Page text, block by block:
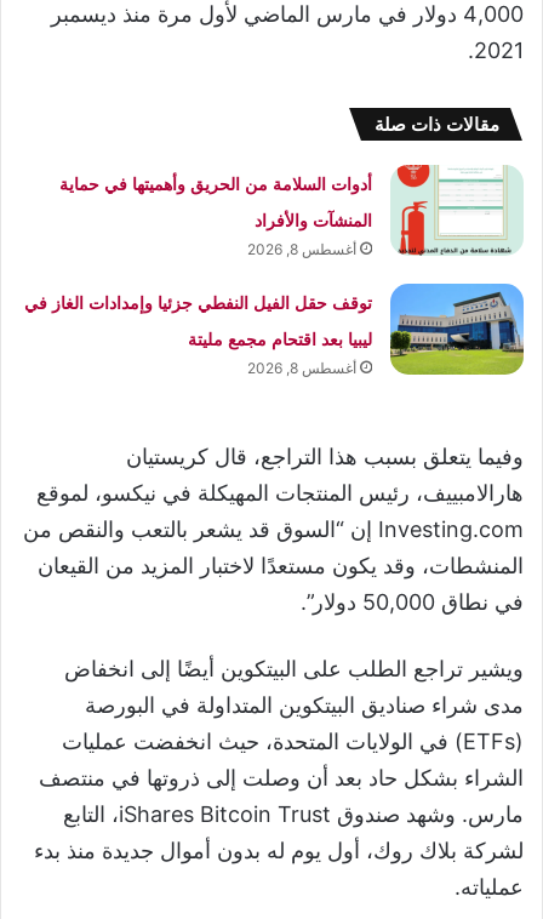
4,000 دولار في مارس الماضي لأول مرة منذ ديسمبر
2021.
مقالات ذات صلة
أدوات السلامة من الحريق وأهميتها في حماية
المنشآت والأفراد
أغسطس 8, 2026
توقف حقل الفيل النفطي جزئيا وإمدادات الغاز في
ليبيا بعد اقتحام مجمع مليتة
أغسطس 8, 2026
وفيما يتعلق بسبب هذا التراجع، قال كريستيان
هارالامبييف، رئيس المنتجات المهيكلة في نيكسو، لموقع
Investing.com إن “السوق قد يشعر بالتعب والنقص من
المنشطات، وقد يكون مستعدًا لاختبار المزيد من القيعان
في نطاق 50,000 دولار”.
ويشير تراجع الطلب على البيتكوين أيضًا إلى انخفاض
مدى شراء صناديق البيتكوين المتداولة في البورصة
(ETFs) في الولايات المتحدة، حيث انخفضت عمليات
الشراء بشكل حاد بعد أن وصلت إلى ذروتها في منتصف
مارس. وشهد صندوق iShares Bitcoin Trust، التابع
لشركة بلاك روك، أول يوم له بدون أموال جديدة منذ بدء
عملياته.